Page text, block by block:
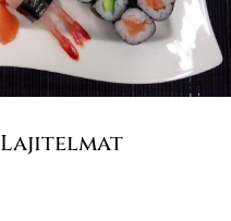
Lajitelmat